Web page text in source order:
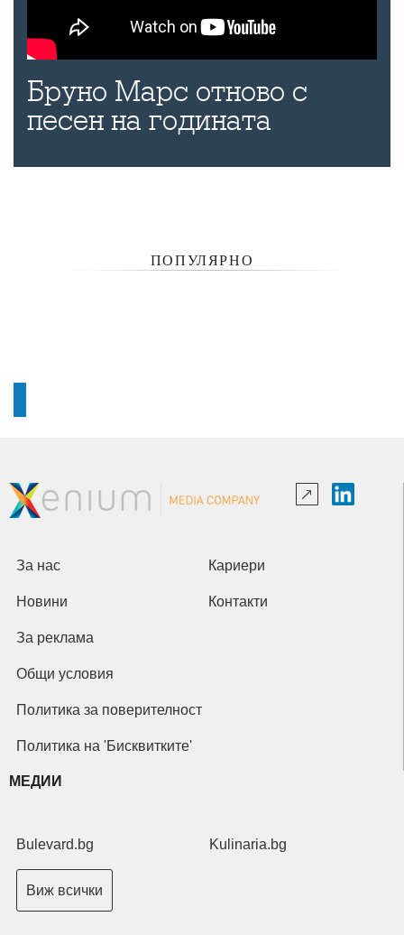
Бруно Марс отново с
песен на годината
ПОПУЛЯРНО
За нас Кариери
Новини Контакти
За реклама
Общи условия
Политика за поверителност
Политика на 'Бисквитките'
МЕДИИ
Bulevard.bg Kulinaria.bg
Виж всички